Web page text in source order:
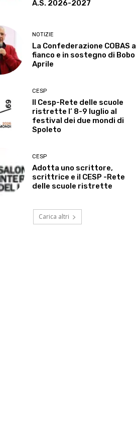
A.S. 2026-2027
NOTIZIE
La Confederazione COBAS a
fianco e in sostegno di Bobo
Aprile
CESP
Il Cesp-Rete delle scuole
ristrette l’ 8-9 luglio al
festival dei due mondi di
Spoleto
CESP
Adotta uno scrittore,
scrittrice e il CESP -Rete
delle scuole ristrette
Carica altri